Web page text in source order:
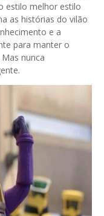
estilo melhor estilo
as histórias do vilão
e a
para manter o
nunca